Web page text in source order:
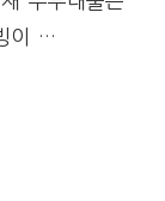
이 …